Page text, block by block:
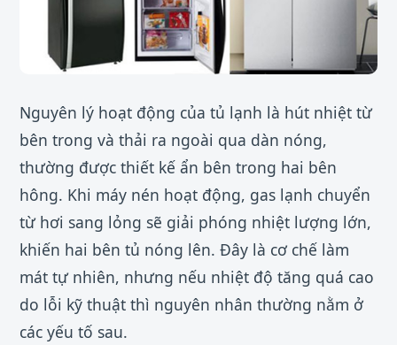
Nguyên lý hoạt động của tủ lạnh là hút nhiệt từ
bên trong và thải ra ngoài qua dàn nóng,
thường được thiết kế ẩn bên trong hai bên
hông. Khi máy nén hoạt động, gas lạnh chuyển
từ hơi sang lỏng sẽ giải phóng nhiệt lượng lớn,
khiến hai bên tủ nóng lên. Đây là cơ chế làm
mát tự nhiên, nhưng nếu nhiệt độ tăng quá cao
do lỗi kỹ thuật thì nguyên nhân thường nằm ở
các yếu tố sau.